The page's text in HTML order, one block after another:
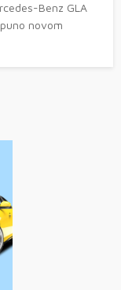
Benz GLA
novom